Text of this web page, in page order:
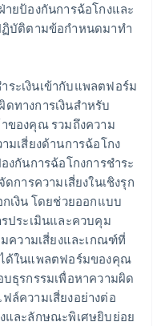
ยป้องกันการฉ้อโกงและ
ฏิบัติตามข้อกำหนดมาทำ
ระเงินเข้ากับแพลตฟอร์ม
ทางการเงินสำหรับ
ของคุณ รวมถึงความ
มเสี่ยงด้านการฉ้อโกง
กันการฉ้อโกงการชำระ
การความเสี่ยงในเชิงรุก
เงิน โดยช่วยออกแบบ
ประเมินและควบคุม
ความเสี่ยงและเกณฑ์ที่
ด้ในแพลตฟอร์มของคุณ
ธุรกรรมเพื่อหาความผิด
ล์ความเสี่ยงอย่างต่อ
และลักษณะพิเศษยิบย่อย